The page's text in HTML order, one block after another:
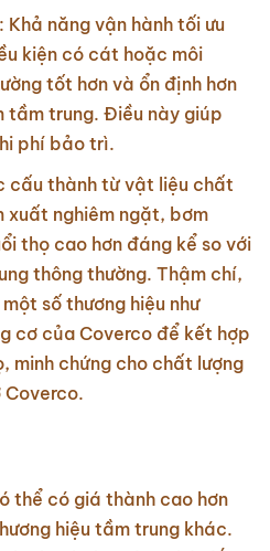
Khả năng vận hành tối ưu
kiện có cát hoặc môi
tốt hơn và ổn định hơn
tầm trung. Điều này giúp
phí bảo trì.
cấu thành từ vật liệu chất
xuất nghiêm ngặt, bơm
thọ cao hơn đáng kể so với
thông thường. Thậm chí,
số thương hiệu như
cơ của Coverco để kết hợp
minh chứng cho chất lượng
thể có giá thành cao hơn
hiệu tầm trung khác.